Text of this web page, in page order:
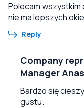
Polecam wszystkim
nie ma lepszych
Reply
Company
Manager
Bardzo się
gustu.